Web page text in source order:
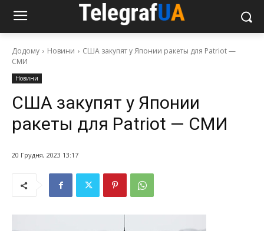
Додому Новини
США закупят у Японии ракеты для Patriot —
СМИ
Новини
США закупят у Японии
ракеты для Patriot — СМИ
20 Грудня, 2023 13:17